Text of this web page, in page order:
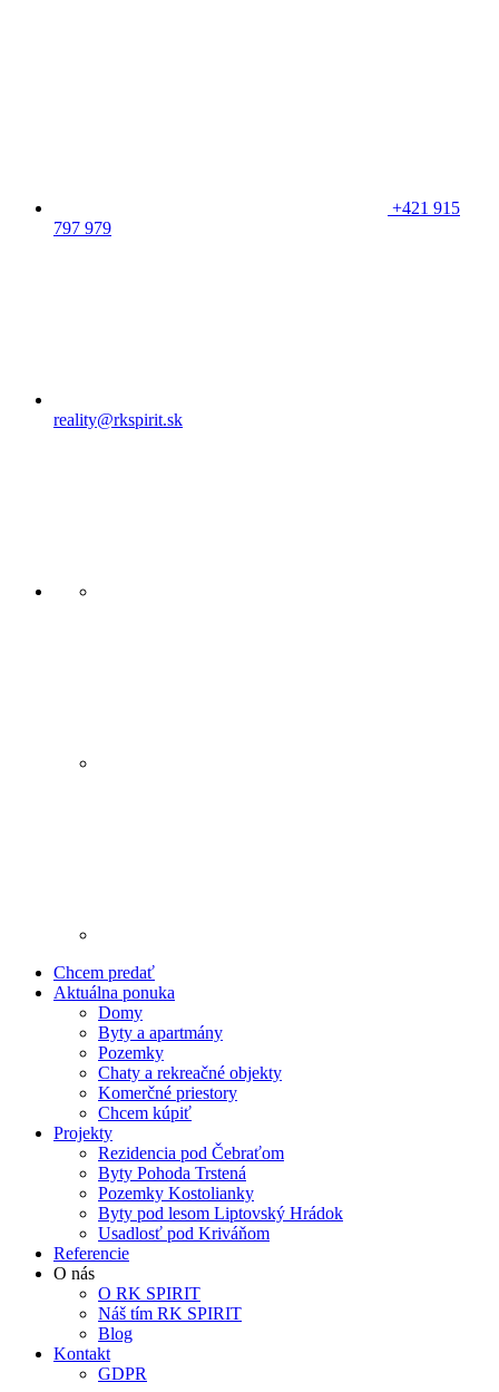
+421 915
797 979
reality@rkspirit.sk
Chcem predať
Aktuálna ponuka
Domy
Byty a apartmány
Pozemky
Chaty a rekreačné objekty
Komerčné priestory
Chcem kúpiť
Projekty
Rezidencia pod Čebraťom
Byty Pohoda Trstená
Pozemky Kostolianky
Byty pod lesom Liptovský Hrádok
Usadlosť pod Kriváňom
Referencie
O nás
O RK SPIRIT
Náš tím RK SPIRIT
Blog
Kontakt
GDPR